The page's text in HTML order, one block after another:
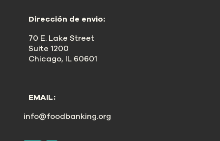
Dirección de envio:
70 E. Lake Street
Suite 1200
Chicago, IL 60601
EMAIL:
info@foodbanking.org